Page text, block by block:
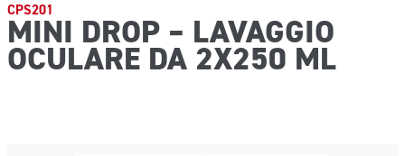
CPS201
MINI DROP – LAVAGGIO
OCULARE DA 2X250 ML